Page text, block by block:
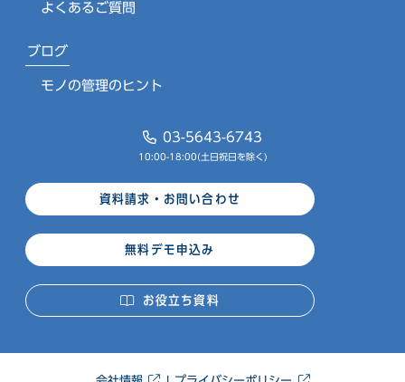
よくあるご質問
ブログ
モノの管理のヒント
03-5643-6743
10:00-18:00(土日祝日を除く)
資料請求・お問い合わせ
無料デモ申込み
お役立ち資料